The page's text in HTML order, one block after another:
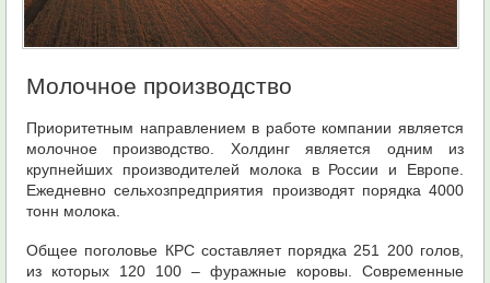
Молочное производство
Приоритетным направлением в работе компании является
молочное производство. Холдинг является одним из
крупнейших производителей молока в России и Европе.
Ежедневно сельхозпредприятия производят порядка 4000
тонн молока.
Общее поголовье КРС составляет порядка 251 200 голов,
из которых 120 100 – фуражные коровы. Современные